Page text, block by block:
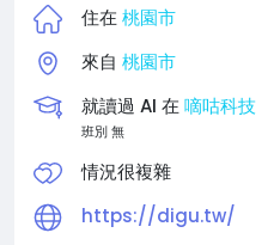
住在 桃園市
來自 桃園市
就讀過 AI 在 嘀咕科技
班別 無
情況很複雜
https://digu.tw/